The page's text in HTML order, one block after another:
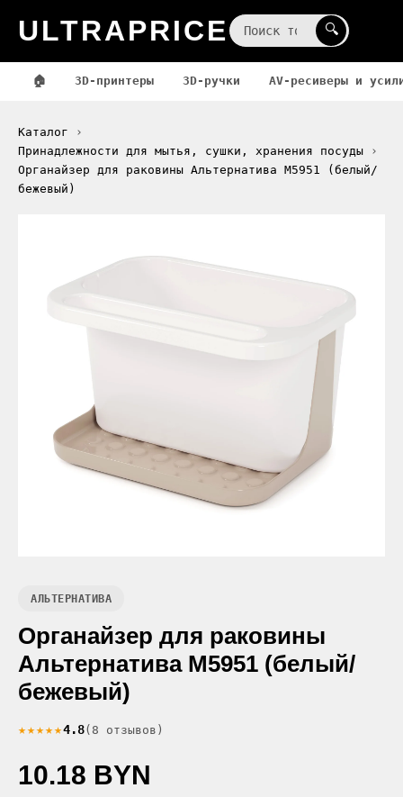
ULTRAPRICE 🔍
🏠 3D-принтеры 3D-ручки AV-ресиверы и
Каталог
Принадлежности для мытья, сушки, хранения посуды
Органайзер для раковины Альтернатива М5951 (белый/
бежевый)
АЛЬТЕРНАТИВА
Органайзер для раковины
Альтернатива М5951 (белый/
бежевый)
★★★★★4.8(8 отзывов)
10.18 BYN